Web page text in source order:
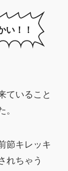
い！！
ていること
。
節キレッキ
れちゃう